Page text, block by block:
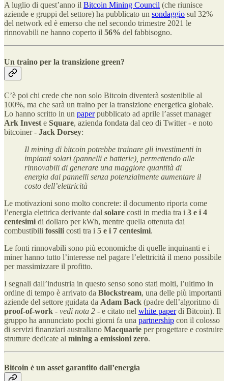
A luglio di quest’anno il Bitcoin Mining Council (che riunisce
aziende e gruppi del settore) ha pubblicato un sondaggio sul 32%
del network ed è emerso che nel secondo trimestre 2021 le
rinnovabili ne hanno coperto il 56% del fabbisogno.
Un traino per la transizione green?
C’è poi chi crede che non solo Bitcoin diventerà sostenibile al
100%, ma che sarà un traino per la transizione energetica globale.
Lo hanno scritto in un paperpubblicato ad aprile l’asset manager
Ark Invest e Square, azienda fondata dal ceo di Twitter - e noto
bitcoiner - Jack Dorsey:
Il mining di bitcoin potrebbe trainare gli investimenti in
impianti solari (pannelli e batterie), permettendo alle
rinnovabili di generare una maggiore quantità di
energia dai pannelli senza potenzialmente aumentare il
costo dell’elettricità
Le motivazioni sono molto concrete: il documento riporta come
l’energia elettrica derivante dal solare costi in media tra i 3 e i 4
centesimi di dollaro per kWh, mentre quella ottenuta dai
combustibili fossili costi tra i 5 e i 7 centesimi.
Le fonti rinnovabili sono più economiche di quelle inquinanti e i
miner hanno tutto l’interesse nel pagare l’elettricità il meno possibile
per massimizzare il profitto.
I segnali dall’industria in questo senso sono stati molti, l’ultimo in
ordine di tempo è arrivato da Blockstream, una delle più importanti
aziende del settore guidata da Adam Back (padre dell’algoritmo di
proof-of-work - vedi nota 2 - e citato nel white paperdi Bitcoin). Il
gruppo ha annunciato pochi giorni fa una partnership con il colosso
di servizi finanziari australiano Macquarie per progettare e costruire
strutture dedicate al mining a emissioni zero.
Bitcoin è un asset garantito dall’energia